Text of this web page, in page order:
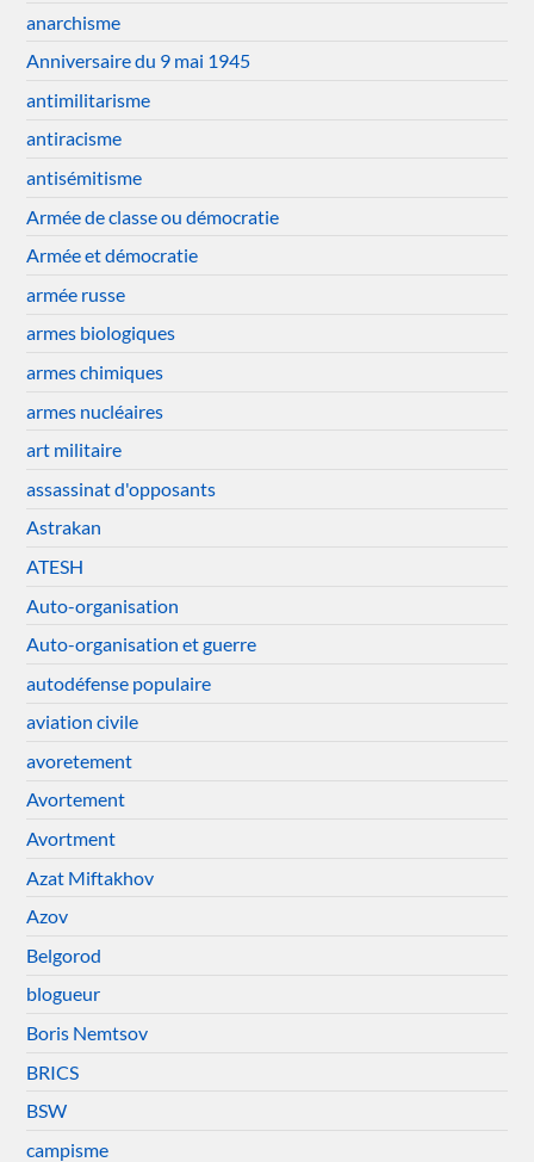
anarchisme
Anniversaire du 9 mai 1945
antimilitarisme
antiracisme
antisémitisme
Armée de classe ou démocratie
Armée et démocratie
armée russe
armes biologiques
armes chimiques
armes nucléaires
art militaire
assassinat d'opposants
Astrakan
ATESH
Auto-organisation
Auto-organisation et guerre
autodéfense populaire
aviation civile
avoretement
Avortement
Avortment
Azat Miftakhov
Azov
Belgorod
blogueur
Boris Nemtsov
BRICS
BSW
campisme